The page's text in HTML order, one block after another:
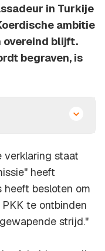
in Turkije
ambitie
overeind blijft.
begraven, is
verklaring staat
heeft
heeft besloten om
te ontbinden
strijd."